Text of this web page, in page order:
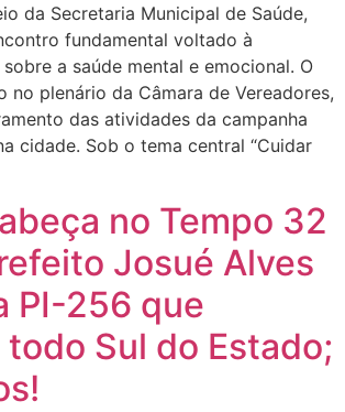
da Secretaria Municipal de Saúde,
fundamental voltado à
a saúde mental e emocional. O
no plenário da Câmara de Vereadores,
das atividades da campanha
cidade. Sob o tema central “Cuidar
no Tempo 32
Josué Alves
PI-256 que
Sul do Estado;